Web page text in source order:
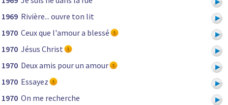
1969 Rivière... ouvre ton lit
1970 Ceux que l'amour a blessé
1970 Jésus Christ
1970 Deux amis pour un amour
1970 Essayez
1970 On me recherche